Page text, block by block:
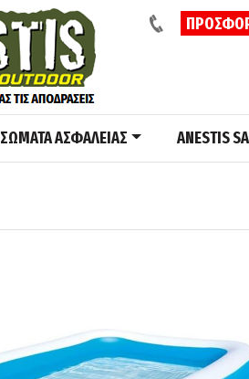
ΣΩΜΑΤΑ ΑΣΦΑΛΕΙΑΣ ANESTIS